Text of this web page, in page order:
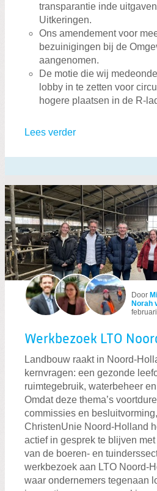
transparantie inde
Uitkeringen.
Ons amendement voor
bezuinigingen bij de
aangenomen.
De motie die wij
lobby in te zetten voor
hogere plaatsen in de R-
Lees verder
Door
Norah
Werkbezoek LTO
Landbouw raakt in
kernvragen: een gezonde
ruimtegebruik, waterbeheer
Omdat deze thema’s
commissies en
ChristenUnie Noord‑Holland
actief in gesprek te blijven
van de boeren- en
werkbezoek aan LTO
waar ondernemers tegenaan